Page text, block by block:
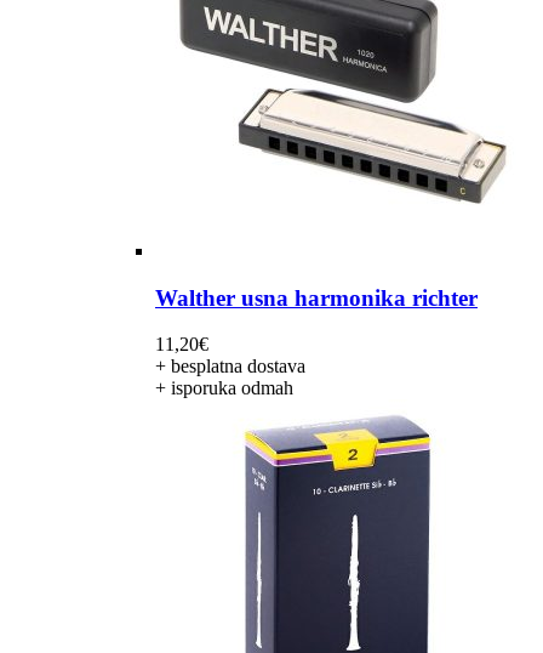
Walther usna harmonika richter
11,20€
+ besplatna dostava
+ isporuka odmah